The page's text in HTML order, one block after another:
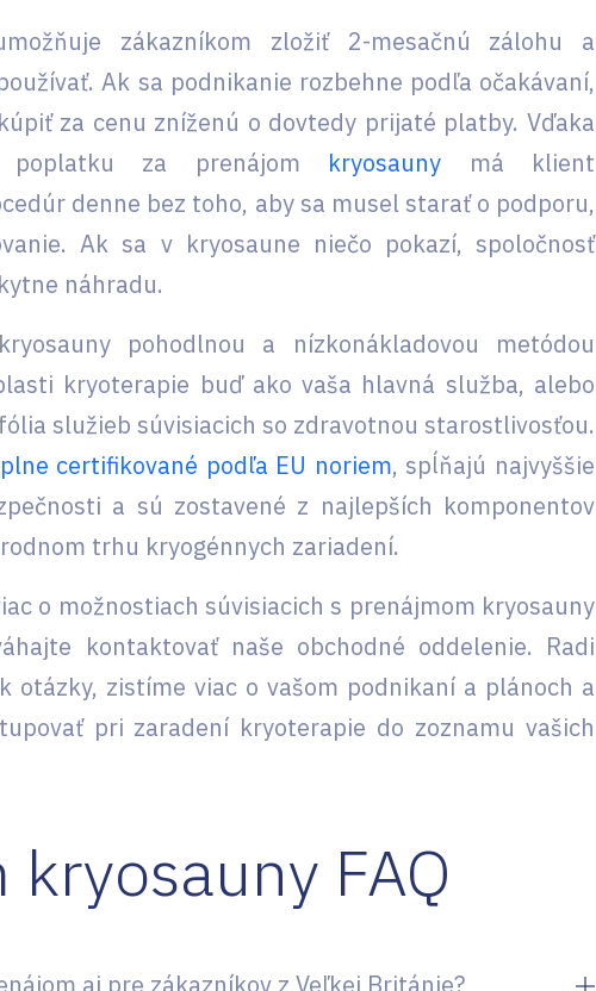
zákazníkom zložiť 2-mesačnú zálohu a
Ak sa podnikanie rozbehne podľa očakávaní,
za cenu zníženú o dovtedy prijaté platby. Vďaka
poplatku za prenájom kryosauny má klient
denne bez toho, aby sa musel starať o podporu,
Ak sa v kryosaune niečo pokazí, spoločnosť
náhradu.
pohodlnou a nízkonákladovou metódou
kryoterapie buď ako vaša hlavná služba, alebo
služieb súvisiacich so zdravotnou starostlivosťou.
certifikované podľa EU noriem, spĺňajú najvyššie
a sú zostavené z najlepších komponentov
trhu kryogénnych zariadení.
o možnostiach súvisiacich s prenájmom kryosauny
kontaktovať naše obchodné oddelenie. Radi
otázky, zistíme viac o vašom podnikaní a plánoch a
pri zaradení kryoterapie do zoznamu vašich
kryosauny FAQ
aj pre zákazníkov z Veľkej Británie?